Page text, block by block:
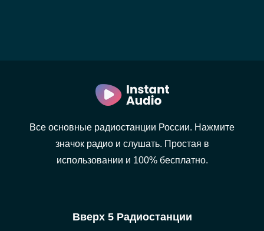
Все основные радиостанции России. Нажмите
значок радио и слушать. Простая в
использовании и 100% бесплатно.
Вверх 5 Радиостанции